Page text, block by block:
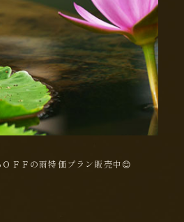
ＦＦの雨特価プラン販売中😊